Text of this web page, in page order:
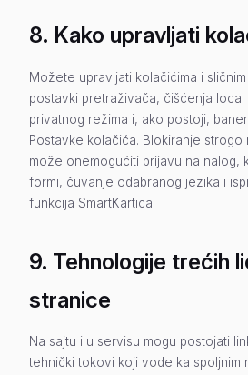
8. Kako upravljati
Možete upravljati kolačićima i
postavki pretraživača, čišćenja
privatnog režima i, ako postoji,
Postavke kolačića. Blokiranje
može onemogućiti prijavu na nalog,
formi, čuvanje odabranog jezika i
funkcija SmartKartica.
9. Tehnologije trećih
stranice
Na sajtu i u servisu mogu postojati
tehnički tokovi koji vode ka spoljnim